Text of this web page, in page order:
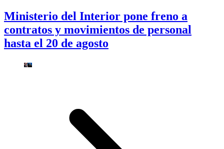
Ministerio del Interior pone freno a
contratos y movimientos de personal
hasta el 20 de agosto